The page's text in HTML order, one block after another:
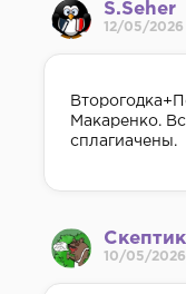
S.Seher
12/05/2026
Макаренко.
сплагиачены.
Скептик
10/05/2026